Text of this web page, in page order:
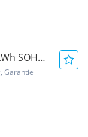
SOH
Garantie